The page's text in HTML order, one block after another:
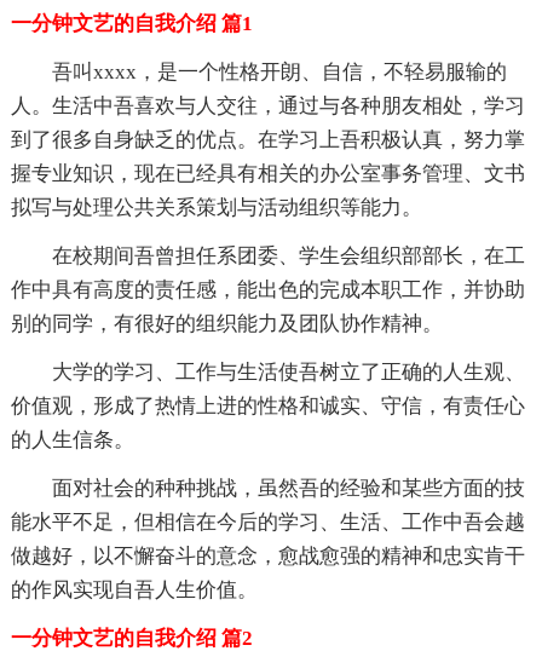
一分钟文艺的自我介绍 篇1
吾叫xxxx，是一个性格开朗、自信，不轻易服输的
人。生活中吾喜欢与人交往，通过与各种朋友相处，学习
到了很多自身缺乏的优点。在学习上吾积极认真，努力掌
握专业知识，现在已经具有相关的办公室事务管理、文书
拟写与处理公共关系策划与活动组织等能力。
在校期间吾曾担任系团委、学生会组织部部长，在工
作中具有高度的责任感，能出色的完成本职工作，并协助
别的同学，有很好的组织能力及团队协作精神。
大学的学习、工作与生活使吾树立了正确的人生观、
价值观，形成了热情上进的性格和诚实、守信，有责任心
的人生信条。
面对社会的种种挑战，虽然吾的经验和某些方面的技
能水平不足，但相信在今后的学习、生活、工作中吾会越
做越好，以不懈奋斗的意念，愈战愈强的精神和忠实肯干
的作风实现自吾人生价值。
一分钟文艺的自我介绍 篇2